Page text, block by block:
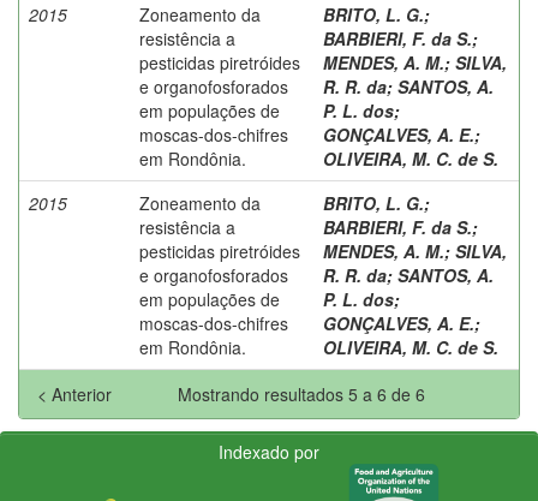
2015
Zoneamento da
resistência a
pesticidas piretróides
e organofosforados
em populações de
moscas-dos-chifres
em Rondônia.
BRITO, L. G.;
BARBIERI, F. da S.;
MENDES, A. M.; SILVA,
R. R. da; SANTOS, A.
P. L. dos;
GONÇALVES, A. E.;
OLIVEIRA, M. C. de S.
2015
Zoneamento da
resistência a
pesticidas piretróides
e organofosforados
em populações de
moscas-dos-chifres
em Rondônia.
BRITO, L. G.;
BARBIERI, F. da S.;
MENDES, A. M.; SILVA,
R. R. da; SANTOS, A.
P. L. dos;
GONÇALVES, A. E.;
OLIVEIRA, M. C. de S.
Mostrando resultados 5 a 6 de 6
< Anterior
Indexado por